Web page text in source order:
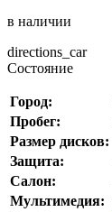
в наличии
directions_car
Состояние
Город:
Пробег:
Размер дисков:
Защита:
Салон:
Мультимедия: